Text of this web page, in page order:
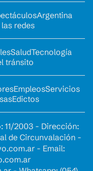
Argentina
las redes
SaludTecnología
tránsito
EmpleosServicios
Edictos
11/2003 - Dirección:
de Circunvalación -
- Email: